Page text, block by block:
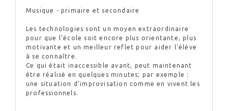
Musique - primaire et secondaire
Les technologies sont un moyen extraordinaire
pour que l’école soit encore plus orientante, plus
motivante et un meilleur reflet pour aider l’élève
à se connaître.
Ce qui était inaccessible avant, peut maintenant
être réalisé en quelques minutes; par exemple :
une situation d’improvisation comme en vivent les
professionnels.